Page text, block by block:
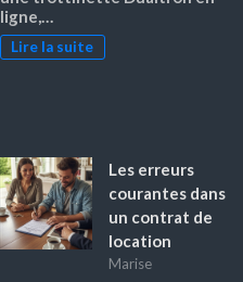
ligne,…
Lire la suite
Les erreurs
courantes dans
un contrat de
location
Marise